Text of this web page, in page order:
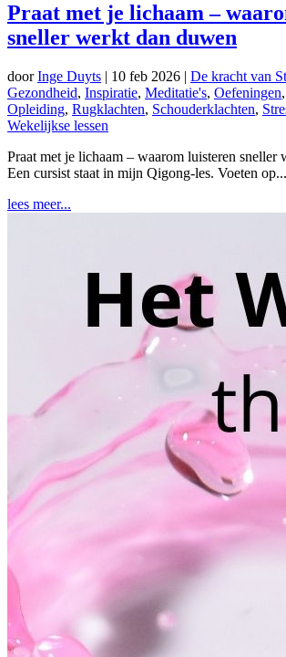
Praat met je lichaam –
sneller werkt dan duwen
doorInge Duyts | 10 feb 2026 | De kracht van
Gezondheid, Inspiratie, Meditatie's, Oefeningen,
Opleiding, Rugklachten, Schouderklachten,
Wekelijkse lessen
Praat met je lichaam – waarom luisteren sneller
Een cursist staat in mijn Qigong-les. Voeten op...
lees meer...